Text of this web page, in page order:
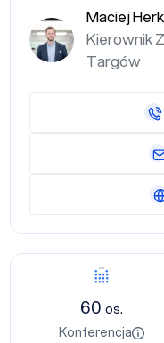
60 os.
Konferencja
Maciej
Kierownik
Targów